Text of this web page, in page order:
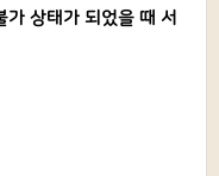
가 상태가 되었을 때 서